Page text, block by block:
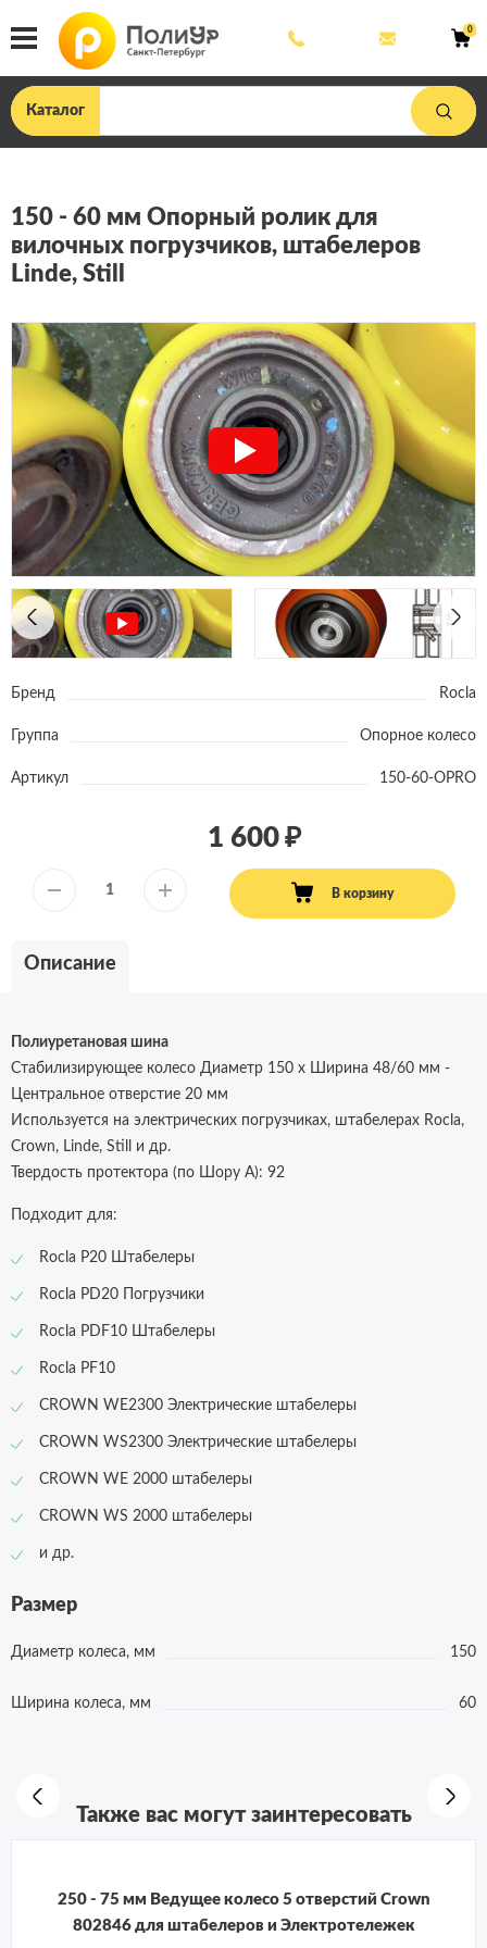
33
0
Каталог
150 - 60 мм Опорный ролик для
вилочных погрузчиков, штабелеров
Linde, Still
Бренд Rocla
Группа Опорное колесо
Артикул 150-60-OPRO
1 600
В корзину
Описание
Полиуретановая шина
Стабилизирующее колесо Диаметр 150 x Ширина 48/60 мм -
Центральное отверстие 20 мм
Используется на электрических погрузчиках, штабелерах Rocla,
Crown, Linde, Still и др.
Твердость протектора (по Шору А): 92
Подходит для:
Rocla P20 Штабелеры
Rocla PD20 Погрузчики
Rocla PDF10 Штабелеры
Rocla PF10
CROWN WE2300 Электрические штабелеры
CROWN WS2300 Электрические штабелеры
CROWN WE 2000 штабелеры
CROWN WS 2000 штабелеры
и др.
Размер
Диаметр колеса, мм 150
Ширина колеса, мм 60
Также вас могут заинтересовать
250 - 75 мм Ведущее колесо 5 отверстий Crown
802846 для штабелеров и Электротележек